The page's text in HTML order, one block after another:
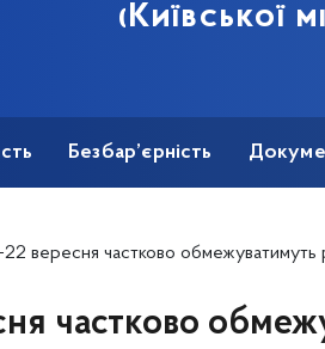
(Київської
Безбар’єрність
частково обмежуватимуть рух пішоходів у підземному переході на Майдані Незалежності зі сторони Алеї Героїв
частково